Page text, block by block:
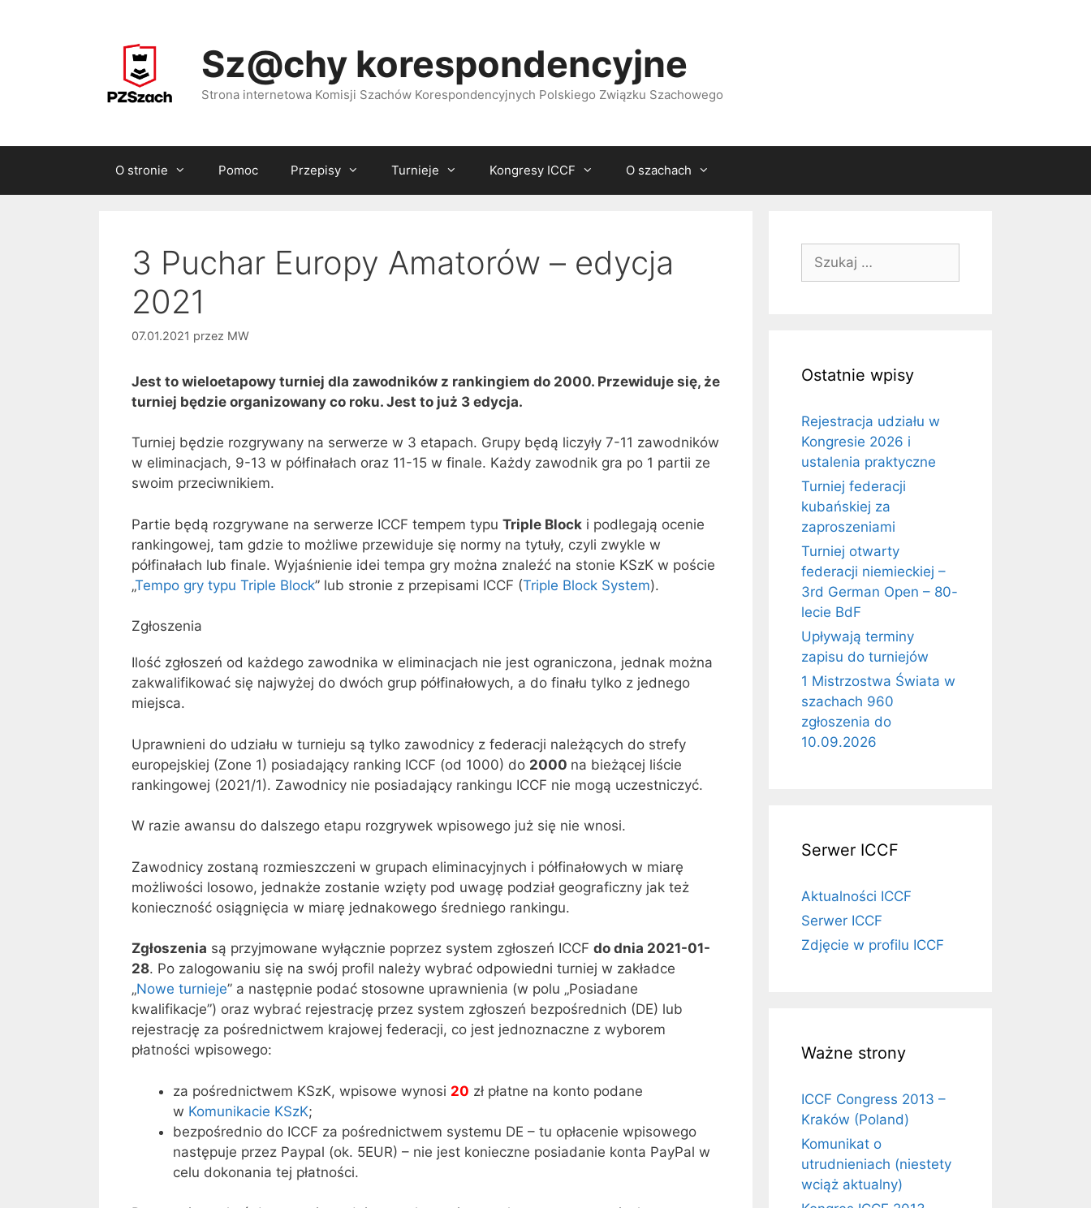
Sz@chy korespondencyjne
Strona internetowa Komisji Szachów Korespondencyjnych Polskiego Związku Szachowego
O stronie Pomoc Przepisy Turnieje Kongresy ICCF O szachach
3 Puchar Europy Amatorów – edycja
2021
07.01.2021 przez MW
Jest to wieloetapowy turniej dla zawodników z rankingiem do 2000. Przewiduje się, że
turniej będzie organizowany co roku. Jest to już 3 edycja.
Turniej będzie rozgrywany na serwerze w 3 etapach. Grupy będą liczyły 7-11 zawodników
w eliminacjach, 9-13 w półfinałach oraz 11-15 w finale. Każdy zawodnik gra po 1 partii ze
swoim przeciwnikiem.
Partie będą rozgrywane na serwerze ICCF tempem typu Triple Block i podlegają ocenie
rankingowej, tam gdzie to możliwe przewiduje się normy na tytuły, czyli zwykle w
półfinałach lub finale. Wyjaśnienie idei tempa gry można znaleźć na stonie KSzK w poście
„Tempo gry typu Triple Block” lub stronie z przepisami ICCF (Triple Block System).
Zgłoszenia
Ilość zgłoszeń od każdego zawodnika w eliminacjach nie jest ograniczona, jednak można
zakwalifikować się najwyżej do dwóch grup półfinałowych, a do finału tylko z jednego
miejsca.
Uprawnieni do udziału w turnieju są tylko zawodnicy z federacji należących do strefy
europejskiej (Zone 1) posiadający ranking ICCF (od 1000) do 2000 na bieżącej liście
rankingowej (2021/1). Zawodnicy nie posiadający rankingu ICCF nie mogą uczestniczyć.
W razie awansu do dalszego etapu rozgrywek wpisowego już się nie wnosi.
Zawodnicy zostaną rozmieszczeni w grupach eliminacyjnych i półfinałowych w miarę
możliwości losowo, jednakże zostanie wzięty pod uwagę podział geograficzny jak też
konieczność osiągnięcia w miarę jednakowego średniego rankingu.
Zgłoszenia są przyjmowane wyłącznie poprzez system zgłoszeń ICCF do dnia 2021-01-
28. Po zalogowaniu się na swój profil należy wybrać odpowiedni turniej w zakładce
„Nowe turnieje” a następnie podać stosowne uprawnienia (w polu „Posiadane
kwalifikacje”) oraz wybrać rejestrację przez system zgłoszeń bezpośrednich (DE) lub
rejestrację za pośrednictwem krajowej federacji, co jest jednoznaczne z wyborem
płatności wpisowego:
za pośrednictwem KSzK, wpisowe wynosi 20 zł płatne na konto podane
w Komunikacie KSzK;
bezpośrednio do ICCF za pośrednictwem systemu DE – tu opłacenie wpisowego
następuje przez Paypal (ok. 5EUR) – nie jest konieczne posiadanie konta PayPal w
celu dokonania tej płatności.
Ostatnie wpisy
Rejestracja udziału w
Kongresie 2026 i
ustalenia praktyczne
Turniej federacji
kubańskiej za
zaproszeniami
Turniej otwarty
federacji niemieckiej –
3rd German Open – 80-
lecie BdF
Upływają terminy
zapisu do turniejów
1 Mistrzostwa Świata w
szachach 960
zgłoszenia do
10.09.2026
Serwer ICCF
Aktualności ICCF
Serwer ICCF
Zdjęcie w profilu ICCF
Ważne strony
ICCF Congress 2013 –
Kraków (Poland)
Komunikat o
utrudnieniach (niestety
wciąż aktualny)